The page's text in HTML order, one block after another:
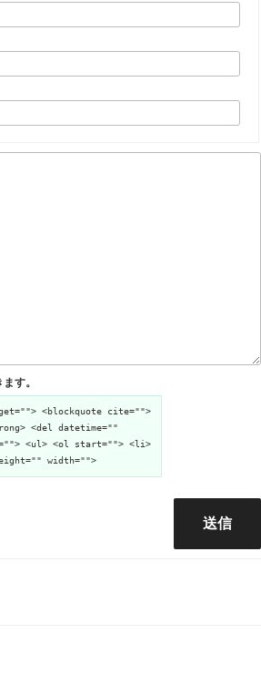
す。
<blockquote cite="">
<del datetime=""
<ul> <ol start=""> <li>
width="">
送信